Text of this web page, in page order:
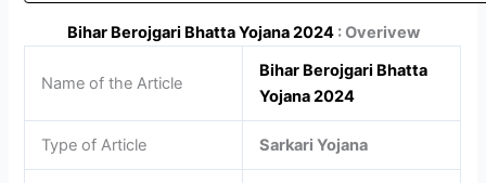
Bihar Berojgari Bhatta Yojana 2024: Overivew
Name of the Article
Bihar Berojgari Bhatta
Yojana 2024
Type of Article Sarkari Yojana